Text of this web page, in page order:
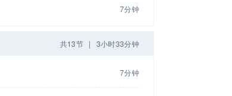
7分钟
共13节 | 3小时33分钟
7分钟